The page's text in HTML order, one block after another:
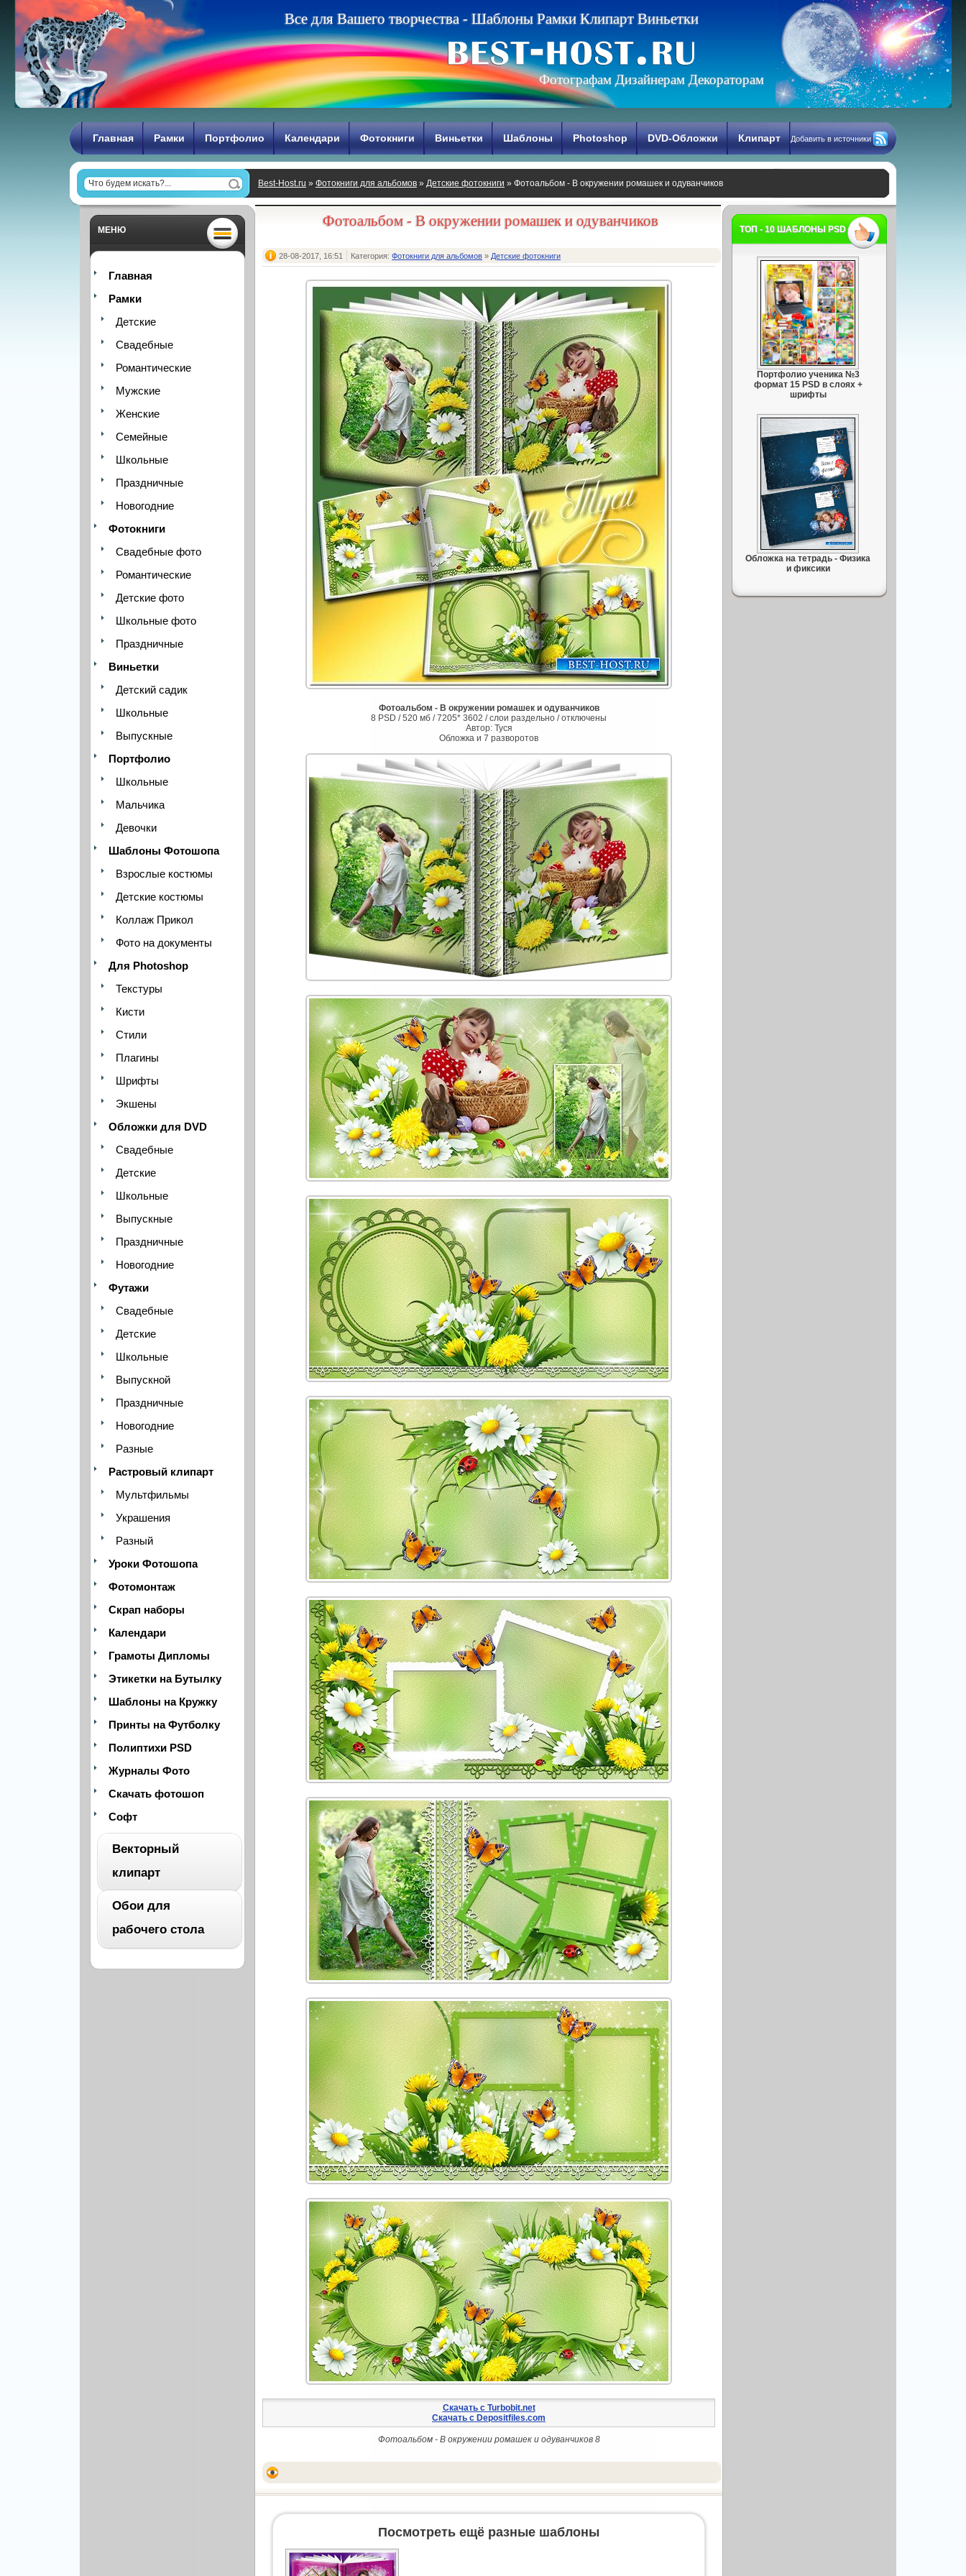
Все для Вашего творчества - Шаблоны Рамки Клипарт Виньетки
Фотографам Дизайнерам Декораторам
Главная Рамки Портфолио Календари Фотокниги Виньетки Шаблоны Photoshop DVD-Обложки Клипарт Добавить в источники
Best-Host.ru » Фотокниги для альбомов » Детские фотокниги » Фотоальбом - В окружении ромашек и одуванчиков
МЕНЮ
Главная
Рамки
Детские
Свадебные
Романтические
Мужские
Женские
Семейные
Школьные
Праздничные
Новогодние
Фотокниги
Свадебные фото
Романтические
Детские фото
Школьные фото
Праздничные
Виньетки
Детский садик
Школьные
Выпускные
Портфолио
Школьные
Мальчика
Девочки
Шаблоны Фотошопа
Взрослые костюмы
Детские костюмы
Коллаж Прикол
Фото на документы
Для Photoshop
Текстуры
Кисти
Стили
Плагины
Шрифты
Экшены
Обложки для DVD
Свадебные
Детские
Школьные
Выпускные
Праздничные
Новогодние
Футажи
Свадебные
Детские
Школьные
Выпускной
Праздничные
Новогодние
Разные
Растровый клипарт
Мультфильмы
Украшения
Разный
Уроки Фотошопа
Фотомонтаж
Скрап наборы
Календари
Грамоты Дипломы
Этикетки на Бутылку
Шаблоны на Кружку
Принты на Футболку
Полиптихи PSD
Журналы Фото
Скачать фотошоп
Софт
Векторный
клипарт
Архитектура
Обои для
рабочего стола
ВСЕ
Фотоальбом - В окружении ромашек и одуванчиков
28-08-2017, 16:51 Категория: Фотокниги для альбомов » Детские фотокниги
Фотоальбом - В окружении ромашек и одуванчиков
8 PSD / 520 мб / 7205* 3602 / слои раздельно / отключены
Автор: Туся
Обложка и 7 разворотов
Скачать с Turbobit.net
Скачать с Depositfiles.com
Фотоальбом - В окружении ромашек и одуванчиков 8
Посмотреть ещё разные шаблоны
ТОП - 10 ШАБЛОНЫ PSD
Портфолио ученика №3
формат 15 PSD в слоях +
шрифты
Обложка на тетрадь - Физика
и фиксики